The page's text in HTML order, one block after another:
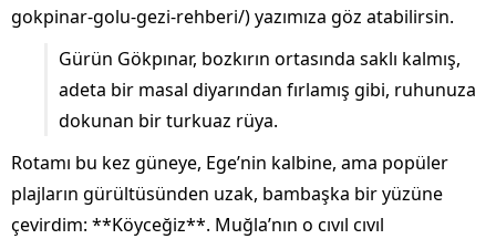
gokpinar-golu-gezi-rehberi/) yazımıza göz atabilirsin.
Gürün Gökpınar, bozkırın ortasında saklı kalmış,
adeta bir masal diyarından fırlamış gibi, ruhunuza
dokunan bir turkuaz rüya.
Rotamı bu kez güneye, Ege’nin kalbine, ama popüler
plajların gürültüsünden uzak, bambaşka bir yüzüne
çevirdim: **Köyceğiz**. Muğla’nın o cıvıl cıvıl